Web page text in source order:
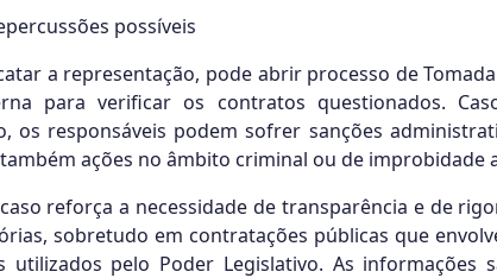
possíveis
a representação, pode abrir processo de
para verificar os contratos questionados.
os responsáveis podem sofrer sanções
ações no âmbito criminal ou de improbidade
reforça a necessidade de transparência e de
sobretudo em contratações públicas que
utilizados pelo Poder Legislativo. As informações